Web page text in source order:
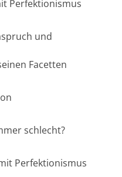
Perfektionismus
und
Facetten
schlecht?
Perfektionismus